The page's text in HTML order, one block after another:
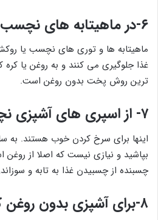
۶-در ماهیتابه های نچسب بپزید
ماهیتابه ها و توری های نچسب یا
غذا جلوگیری می کنند و به روغن یا کره
ترین روش پخت بدون روغن است.
۷- از اسپری های آشپزی نچسب استفاده کنید
اینها برای سرخ کردن خوب هستند. به
بپاشید و نیازی نیست که اصلا از روغن
چسبنده از چسبیدن غذا به تابه و
۸-برای آشپزی بدون روغن کارامل کنید